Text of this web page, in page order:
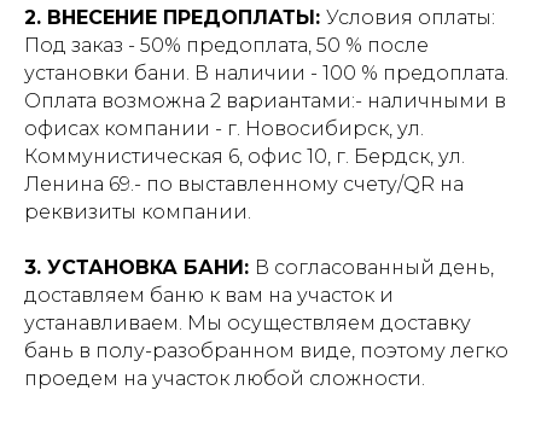
2. ВНЕСЕНИЕ ПРЕДОПЛАТЫ: Условия оплаты:
Под заказ - 50% предоплата, 50 % после
установки бани. В наличии - 100 % предоплата.
Оплата возможна 2 вариантами:- наличными в
офисах компании - г. Новосибирск, ул.
Коммунистическая 6, офис 10, г. Бердск, ул.
Ленина 69.- по выставленному счету/QR на
реквизиты компании.
3. УСТАНОВКА БАНИ: В согласованный день,
доставляем баню к вам на участок и
устанавливаем. Мы осуществляем доставку
бань в полу-разобранном виде, поэтому легко
проедем на участок любой сложности.